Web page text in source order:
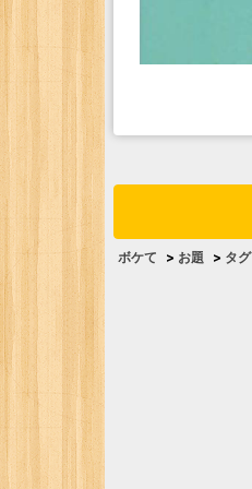
ボケて > お題 > タグ